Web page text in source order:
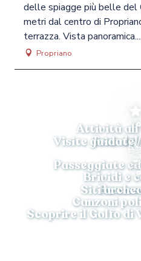
delle spiagge più belle del
metri dal centro di
terrazza. Vista panoramica....
Propriano
Attività
Tour del
Visite guidate
Passeggiate
Brividi e
Siti
Canzoni
Scoprire il Golfo di